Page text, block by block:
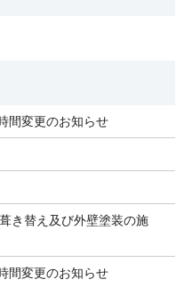
間変更のお知らせ
き替え及び外壁塗装の施
間変更のお知らせ